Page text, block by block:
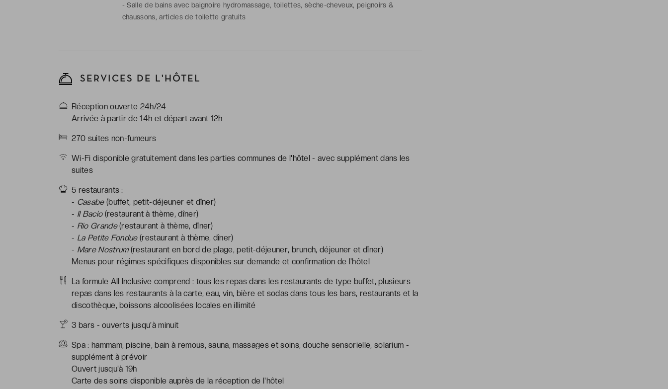
-Salle de bains avec baignoire hydromassage, toilettes, sèche-cheveux, peignoirs &
chaussons, articles de toilette gratuits
SERVICES DE L'HÔTEL
Réception ouverte 24h/24
Arrivée à partir de 14h et départ avant 12h
270 suites non-fumeurs
Wi-Fi disponible gratuitement dans les parties communes de l'hôtel - avec supplément dans les
suites
5 restaurants :
- Casabe(buffet, petit-déjeuner et dîner)
- Il Bacio(restaurant à thème, dîner)
- Rio Grande(restaurant à thème, dîner)
- La Petite Fondue(restaurant à thème, dîner)
- Mare Nostrum(restaurant en bord de plage, petit-déjeuner, brunch, déjeuner et dîner)
Menus pour régimes spécifiques disponibles sur demande et confirmation de l'hôtel
La formule All Inclusive comprend : tous les repas dans les restaurants de type buffet, plusieurs
repas dans les restaurants à la carte, eau, vin, bière et sodas dans tous les bars, restaurants et la
discothèque, boissons alcoolisées locales en illimité
3 bars - ouverts jusqu'à minuit
Spa : hammam, piscine, bain à remous, sauna, massages et soins, douche sensorielle, solarium -
supplément à prévoir
Ouvert jusqu'à 19h
Carte des soins disponible auprès de la réception de l'hôtel